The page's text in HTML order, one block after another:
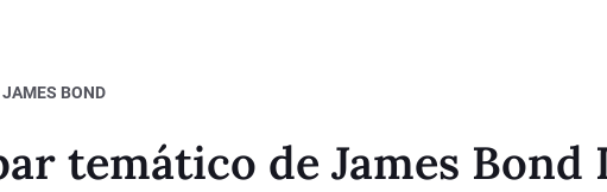
JAMES BOND
temático de James Bond